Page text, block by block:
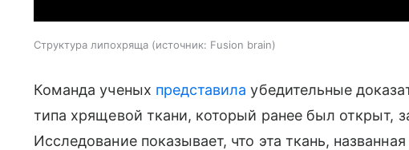
Структура липохряща источник: Fusion brain
Команда ученых представила убедительные
типа хрящевой ткани, который ранее был открыт,
Исследование показывает, что эта ткань,